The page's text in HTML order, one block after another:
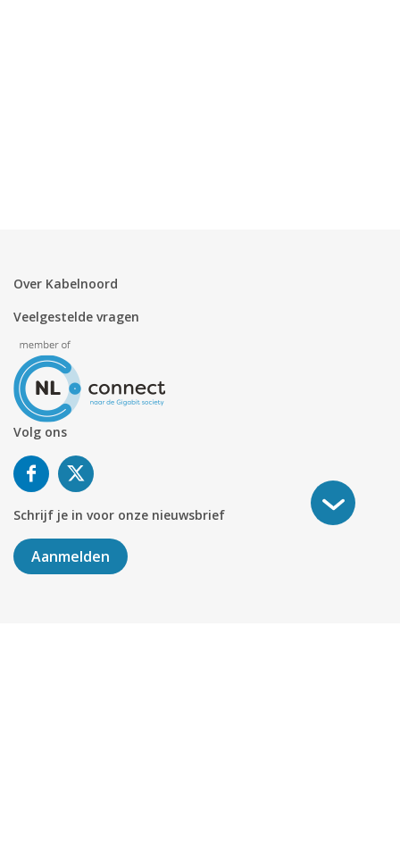
Over Kabelnoord
Veelgestelde vragen
Volg ons
Schrijf je in voor onze nieuwsbrief
Aanmelden